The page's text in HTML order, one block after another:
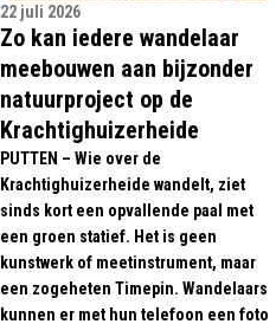
22 juli 2026
Zo kan iedere wandelaar
meebouwen aan bijzonder
natuurproject op de
Krachtighuizerheide
PUTTEN – Wie over de
Krachtighuizerheide wandelt, ziet
sinds kort een opvallende paal met
een groen statief. Het is geen
kunstwerk of meetinstrument, maar
een zogeheten Timepin. Wandelaars
kunnen er met hun telefoon een foto